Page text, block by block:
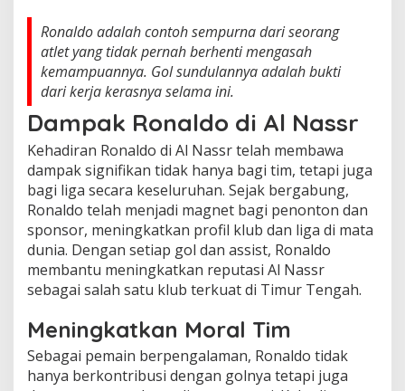
Ronaldo adalah contoh sempurna dari seorang
atlet yang tidak pernah berhenti mengasah
kemampuannya. Gol sundulannya adalah bukti
dari kerja kerasnya selama ini.
Dampak Ronaldo di Al Nassr
Kehadiran Ronaldo di Al Nassr telah membawa
dampak signifikan tidak hanya bagi tim, tetapi juga
bagi liga secara keseluruhan. Sejak bergabung,
Ronaldo telah menjadi magnet bagi penonton dan
sponsor, meningkatkan profil klub dan liga di mata
dunia. Dengan setiap gol dan assist, Ronaldo
membantu meningkatkan reputasi Al Nassr
sebagai salah satu klub terkuat di Timur Tengah.
Meningkatkan Moral Tim
Sebagai pemain berpengalaman, Ronaldo tidak
hanya berkontribusi dengan golnya tetapi juga